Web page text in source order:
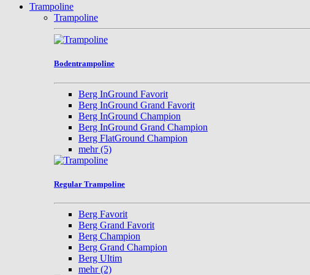
Trampoline
Trampoline
Bodentrampoline
Berg InGround Favorit
Berg InGround Grand Favorit
Berg InGround Champion
Berg InGround Grand Champion
Berg FlatGround Champion
mehr(5)
Regular Trampoline
Berg Favorit
Berg Grand Favorit
Berg Champion
Berg Grand Champion
Berg Ultim
mehr(2)